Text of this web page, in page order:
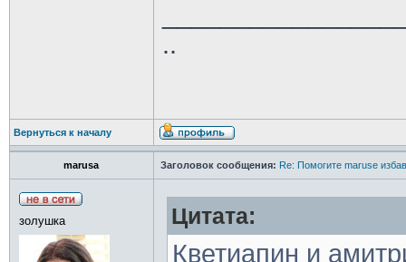
..
Вернуться к началу
marusa Заголовок сообщения: Re: Помогите maruse
золушка Цитата:
Кветиапин и